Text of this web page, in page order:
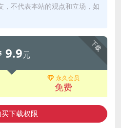
，不代表本站的观点和立场，如
下载
9.9元
永久会员
免费
买下载权限